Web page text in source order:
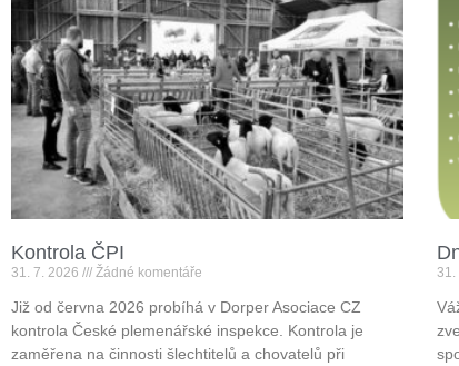
Kontrola ČPI
31. 7. 2026 Žádné komentáře
Již od června 2026 probíhá v Dorper Asociace CZ
kontrola České plemenářské inspekce. Kontrola je
zaměřena na činnosti šlechtitelů a chovatelů při
31.